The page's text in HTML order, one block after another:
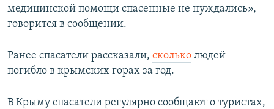
медицинской помощи спасенные не нуждались», –
говорится в сообщении.
Ранее спасатели рассказали, сколько людей
погибло в крымских горах за год.
В Крыму спасатели регулярно сообщают о туристах,